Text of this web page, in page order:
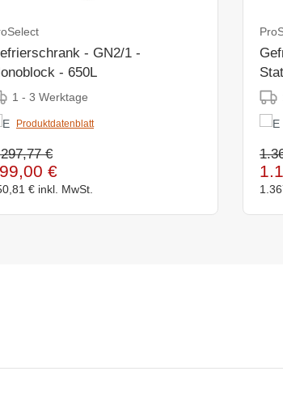
- GN2/1 -
- 650L
1 - 3 Werktage
Produktdatenblatt
€
€
€ inkl. MwSt.